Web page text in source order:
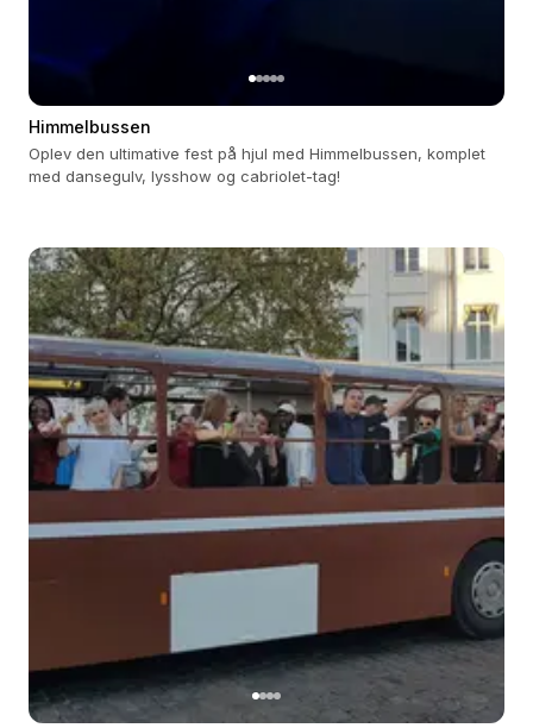
Himmelbussen
Oplev den ultimative fest på hjul med Himmelbussen, komplet
med dansegulv, lysshow og cabriolet-tag!